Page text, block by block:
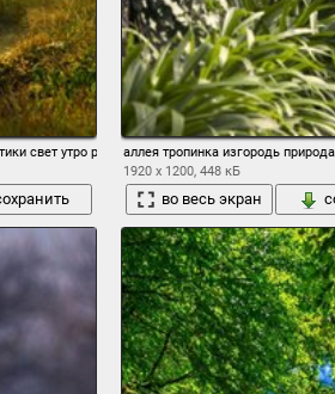
свет утро рассвет солнце туман деревья
аллея тропинка изгородь
1920 x 1200, 448 кБ
во весь экран